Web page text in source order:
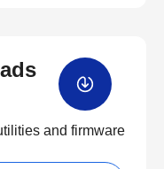
and firmware.